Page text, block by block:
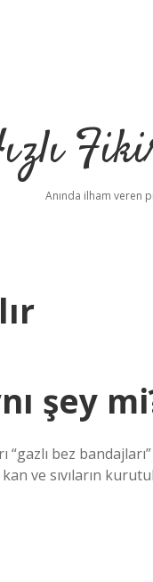
Anında ilham veren
şey
bez bandajları”
ve sıvıların